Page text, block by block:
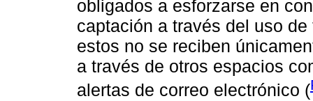
obligados a esforzarse en
captación a través del uso
estos no se reciben
a través de otros espacios
alertas de correo electrónico (